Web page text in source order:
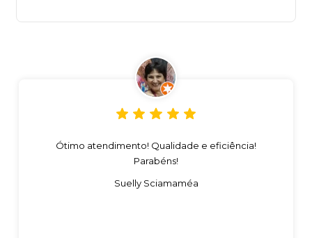
Ótimo atendimento! Qualidade e eficiência!
Parabéns!
Suelly Sciamaméa